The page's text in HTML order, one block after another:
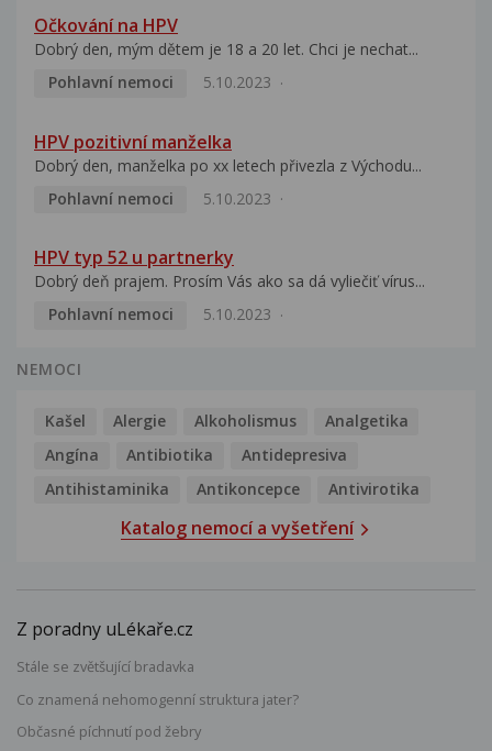
Očkování na HPV
Dobrý den, mým dětem je 18 a 20 let. Chci je nechat...
Pohlavní nemoci
5.10.2023
HPV pozitivní manželka
Dobrý den, manželka po xx letech přivezla z Východu...
Pohlavní nemoci
5.10.2023
HPV typ 52 u partnerky
Dobrý deň prajem. Prosím Vás ako sa dá vyliečiť vírus...
Pohlavní nemoci
5.10.2023
NEMOCI
Kašel Alergie Alkoholismus
Analgetika
Angína
Antibiotika
Antidepresiva
Antihistaminika
Antikoncepce Antivirotika
Katalog nemocí a vyšetření
Z poradny uLékaře.cz
Stále se zvětšující bradavka
Co znamená nehomogenní struktura jater?
Občasné píchnutí pod žebry